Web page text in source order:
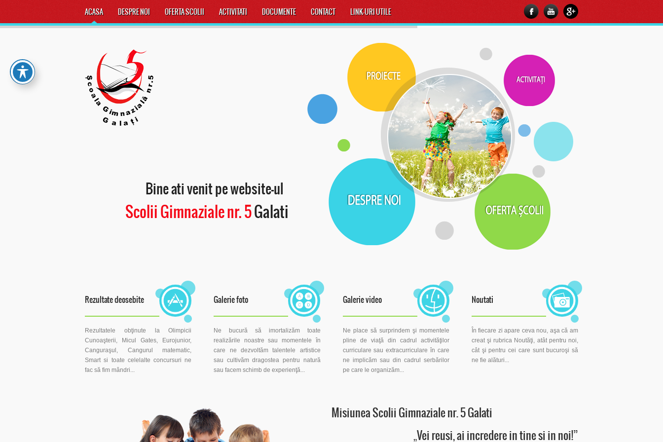
ACASA DESPRE NOI OFERTA SCOLII ACTIVITATI DOCUMENTE CONTACT LINK-URI UTILE
Bine ati venit pe website-ul
Scolii Gimnaziale nr. 5Galati
Rezultate deosebite
Rezultatele obţinute la Olimpicii
Cunoaşterii, Micul Gates, Eurojunior,
Canguraşul, Cangurul matematic,
Smart si toate celelalte concursuri ne
fac să fim mândri...
Galerie foto
Ne bucură să imortalizăm toate
realizările noastre sau momentele în
care ne dezvoltăm talentele artistice
sau cultivăm dragostea pentru natură
sau facem schimb de experienţă...
Galerie video
Ne place să surprindem şi momentele
pline de viaţă din cadrul activităţilor
curriculare sau extracurriculare în care
ne implicăm sau din cadrul serbărilor
pe care le organizăm...
Noutati
În fiecare zi apare ceva nou, aşa că am
creat şi rubrica Noutăţi, atât pentru noi,
cât şi pentru cei care sunt bucuroşi să
ne fie alături...
Misiunea Scolii Gimnaziale nr. 5 Galati
„Vei reusi, ai incredere in tine si in noi!”